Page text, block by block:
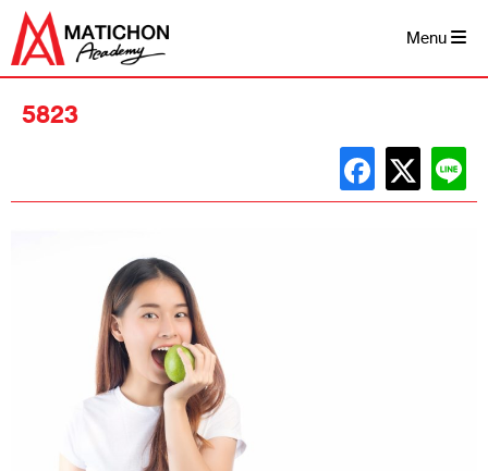
Skip
content
Menu
5823